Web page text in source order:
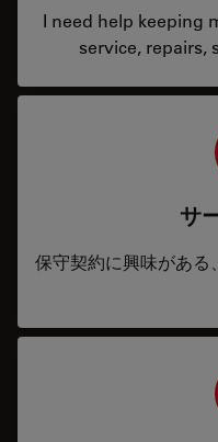
I need help keeping
service, repairs,
サ
保守契約に興味があ